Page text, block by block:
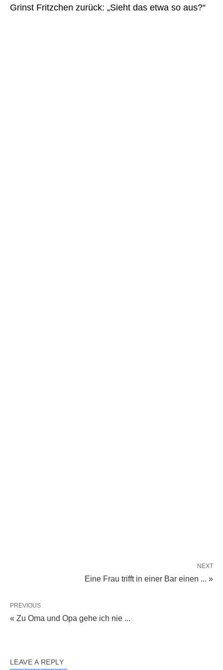
Grinst Fritzchen zurück: „Sieht das etwa so aus?“
NEXT
Eine Frau trifft in einer Bar einen ... »
PREVIOUS
« Zu Oma und Opa gehe ich nie ...
LEAVE A REPLY